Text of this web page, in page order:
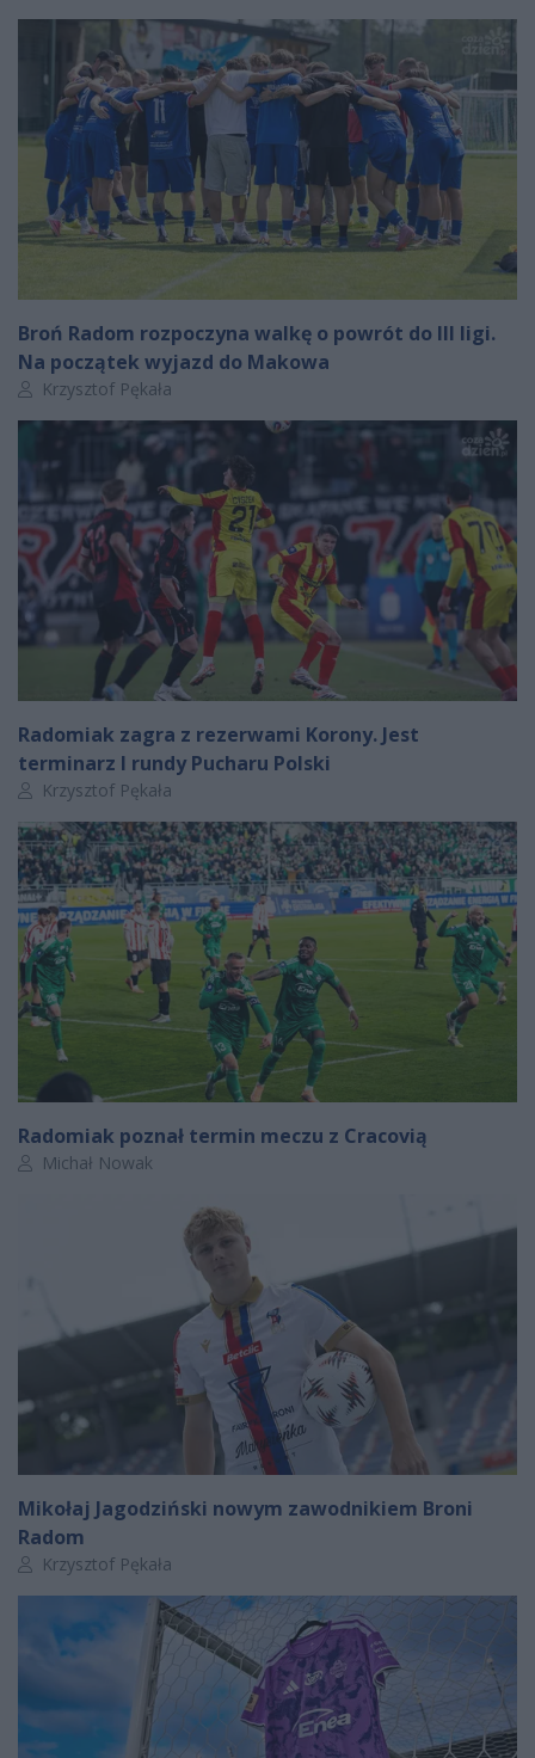
Broń Radom rozpoczyna walkę o powrót do III ligi.
Na początek wyjazd do Makowa
Autor artykułu:
Krzysztof Pękała
Radomiak zagra z rezerwami Korony. Jest
terminarz I rundy Pucharu Polski
Autor artykułu:
Krzysztof Pękała
Radomiak poznał termin meczu z Cracovią
Autor artykułu:
Michał Nowak
Mikołaj Jagodziński nowym zawodnikiem Broni
Radom
Autor artykułu:
Krzysztof Pękała